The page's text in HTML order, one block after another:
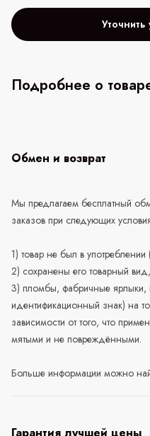
Подробнее о
Обмен и возврат
Мы предлагаем бесплатный
заказов при следующих
1) товар не был в
2) сохранены его товарный
3) пломбы, фабричные ярлыки,
идентификационный знак) на
зависимости от того, что
мятыми и не повреждёнными.
Больше информации можно
Гарантия лучшей цены